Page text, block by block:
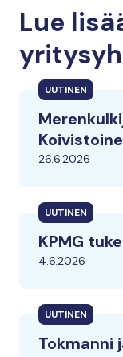
Lue
UUTINEN
26.6.2026
UUTINEN
KPMG
4.6.2026
UUTINEN
Tokmanni